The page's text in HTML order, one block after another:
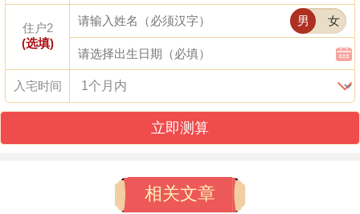
农历十月十七（阳历11月25日。星期三），
干支癸卯;宜结婚，纳采、订婚，祭祀、斋
醮，开光、安香，出火、出行，拆卸、开
工，祈福、进人口，纳财、交易，立券、搬
家，安床、装修，安葬、除服，成服、需规
避置产，掘井、词讼，栽种。
住户2
(选填)
男 女
入宅时间
立即测算
相关文章